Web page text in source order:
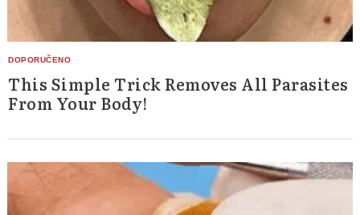
This Simple Trick Removes All Parasites
From Your Body!
for: